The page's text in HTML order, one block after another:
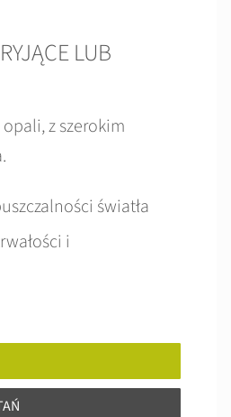
LUB
z szerokim
światła
i